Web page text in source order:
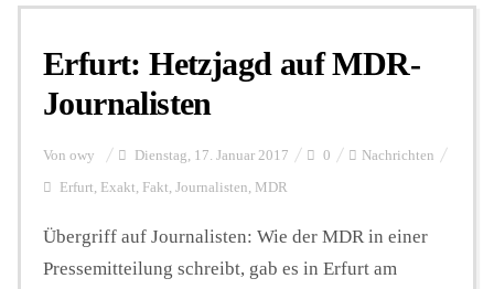
Personalien
Hintergrund
FUNKTURM-Beiträge
Erfurt: Hetzjagd auf MDR-
Journalisten
Von owy Dienstag, 17. Januar 2017 0 Nachrichten
Erfurt, Exakt, Fakt, Journalisten, MDR
Übergriff auf Journalisten: Wie der MDR in einer
Pressemitteilung schreibt, gab es in Erfurt am